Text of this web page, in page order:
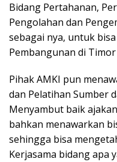
Bidang Pertahanan,
Pengolahan dan
sebagai nya, untuk
Pembangunan di Timor
Pihak AMKI pun
dan Pelatihan Sumber
Menyambut baik
bahkan menawarkan
sehingga bisa
Kerjasama bidang apa